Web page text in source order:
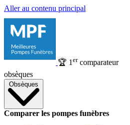
Aller au contenu principal
🏆 1 ercomparateur
obsèques
Obsèques
Comparer les pompes funèbres